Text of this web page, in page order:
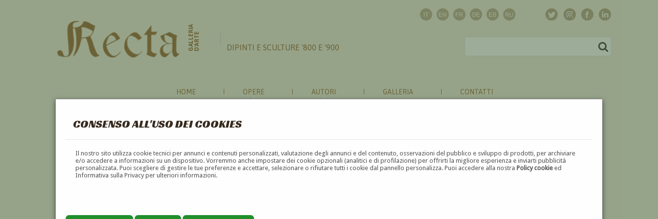
CONSENSO ALL'USO DEI COOKIES
Il nostro sito utilizza cookie tecnici per annunci e contenuti personalizzati, valutazione degli annunci e del contenuto, osservazioni del pubblico e sviluppo di prodotti, per archiviare
e/o accedere a informazioni su un dispositivo. Vorremmo anche impostare dei cookie opzionali (analitici e di profilazione) per offrirti la migliore esperienza e inviarti pubblicità
personalizzata. Puoi scegliere di gestire le tue preferenze e accettare, selezionare o rifiutare tutti i cookie dal pannello personalizza. Puoi accedere alla nostraPolicy cookie ed
Informativa sulla Privacy per ulteriori informazioni.
GALLERIAD'ARTE DIPINTI E SCULTURE '800 E '900
HOME OPERE AUTORI GALLERIA CONTATTI
BAMBINI
A B C D E F G H I J K L M N O P Q R S T U V W X Y Z ⬅